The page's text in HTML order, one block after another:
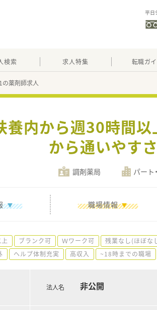
平日
検索 求人特集 転職ガ
の薬剤師求人
内から週30時間以
から通いやす
調剤薬局 パート
職場情報
ブランク可 Ｗワーク可 残業なし(ほぼな
ヘルプ体制充実 高収入 ~18時までの職場
法人名 非公開